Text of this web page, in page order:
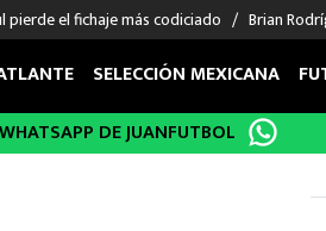
pierde el fichaje más codiciado Brian
FIGURAS
DEPORTES
SELECCIÓN MEXICANA
DE JUANFUTBOL